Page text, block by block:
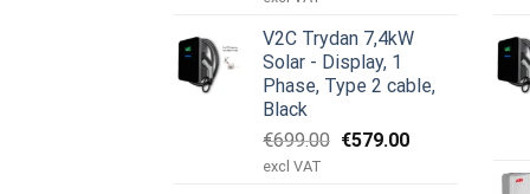
var:
€899.00.
är:
V2C Trydan 7,4kW
Solar - Display, 1
Phase, Type 2 cable,
Black
€699.00 Det
€579.00Det
excl VAT